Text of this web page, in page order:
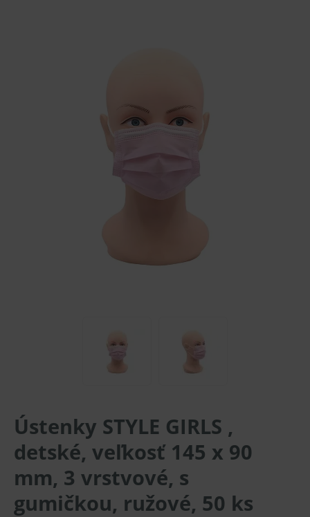
Ústenky STYLE GIRLS ,
detské, veľkosť 145 x 90
mm, 3 vrstvové, s
gumičkou, ružové, 50 ks